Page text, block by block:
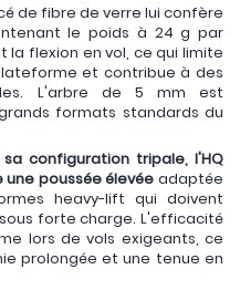
de fibre de verre lui confère
le poids à 24 g par
la flexion en vol, ce qui limite
et contribue à des
L'arbre de 5 mm est
formats standards du
configuration tripale, l'HQ
une poussée élevée adaptée
heavy-lift qui doivent
forte charge. L'efficacité
lors de vols exigeants, ce
prolongée et une tenue en